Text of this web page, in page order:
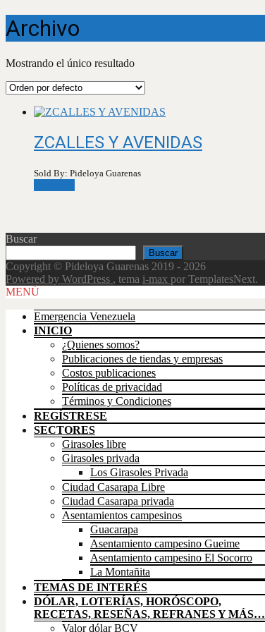
Archivo
Mostrando el único resultado
ZCALLES Y AVENIDAS
Sold By: Pideloya Guarenas
Buscar
Buscar
Copyright © Pideloya Guarenas 2019 - 2026
Powered by WordPress , tema i-max por TemplatesNext.
Scroll
MENÚ
Emergencia Venezuela
INICIO
¿Quienes somos?
Publicaciones de tiendas y empresas
Costos publicaciones
Políticas de privacidad
Términos y Condiciones
REGÍSTRESE
SECTORES
Girasoles libre
Girasoles privada
Los Girasoles Privada
Ciudad Casarapa Libre
Ciudad Casarapa privada
Asentamientos campesinos
Guacarapa
Asentamiento campesino Gueime
Asentamiento campesino El Socorro
La Montañita
TEMAS DE INTERÉS
DÓLAR, LOTERÍAS, HORÓSCOPO,
RECETAS, RESEÑAS, REFRANES Y MÁS…
Valor dólar BCV